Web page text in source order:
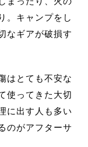
。キャンプをし
なギアが破損す
はとても不安な
使ってきた大切
に出す人も多い
のがアフターサ